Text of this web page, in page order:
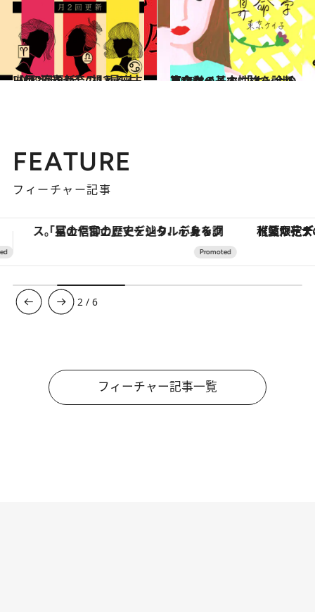
2026.7.29
【月2回更新】“視える占い師”流光七奈の12星座占い
占い 2026.8.7
あなたの基本性格を診断 東京ケイ子の 「オンナの算命学」
占い
FEATURE
フィーチャー記事
【夏限定ディナーコース】旬を迎える稚鮎や花ズッキーニなどをイタリア・トスカーナの郷土料理の手法で満喫！ 【銀座で出合う最旬美容】美髪ケアや上質
3 /6
フィーチャー記事一覧